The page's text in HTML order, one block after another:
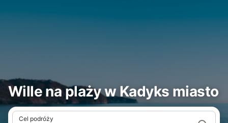
Wille na plaży w Kadyks miasto
Cel podróży